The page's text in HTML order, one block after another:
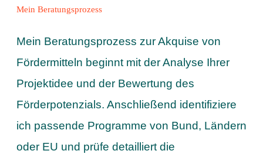
Mein Beratungsprozess
Mein Beratungsprozess zur Akquise von
Fördermitteln beginnt mit der Analyse Ihrer
Projektidee und der Bewertung des
Förderpotenzials. Anschließend identifiziere
ich passende Programme von Bund, Ländern
oder EU und prüfe detailliert die